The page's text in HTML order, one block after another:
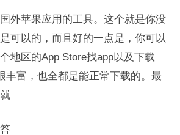
外苹果应用的工具。这个就是你没
可以的，而且好的一点是，你可以
地区的App Store找app以及下载
丰富，也全都是能正常下载的。最